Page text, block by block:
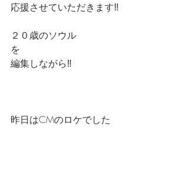
応援させていただきます‼️
２０歳のソウル
を
編集しながら‼️
昨日はCMのロケでした